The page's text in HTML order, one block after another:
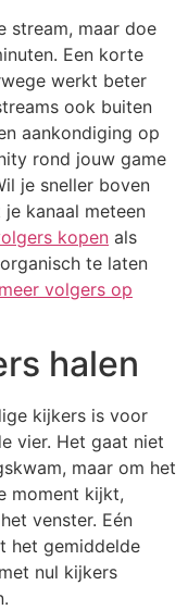
stream, maar doe
Een korte
werkt beter
ook buiten
aankondiging op
rond jouw game
je sneller boven
kanaal meteen
kopen als
te laten
meer volgers op
halen
kijkers is voor
vier. Het gaat niet
maar om het
moment kijkt,
venster. Eén
het gemiddelde
nul kijkers